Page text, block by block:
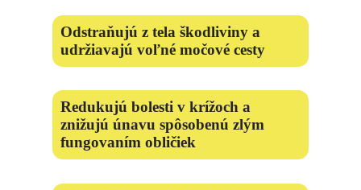
Odstraňujú z tela škodliviny a
udržiavajú voľné močové cesty
Redukujú bolesti v krížoch a
znižujú únavu spôsobenú zlým
fungovaním obličiek